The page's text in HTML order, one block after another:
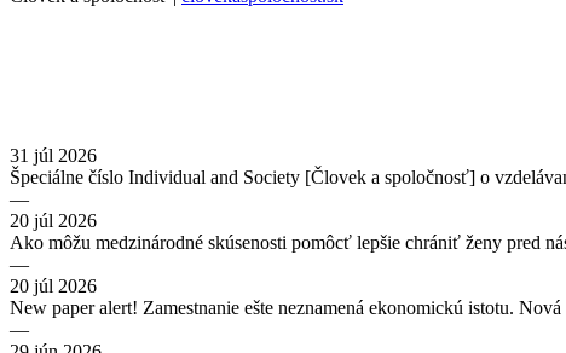
31 júl 2026
Špeciálne číslo Individual and Society [Človek a spoločnosť] o
—
20 júl 2026
Ako môžu medzinárodné skúsenosti pomôcť lepšie chrániť ženy pred
—
20 júl 2026
New paper alert! Zamestnanie ešte neznamená ekonomickú istotu.
—